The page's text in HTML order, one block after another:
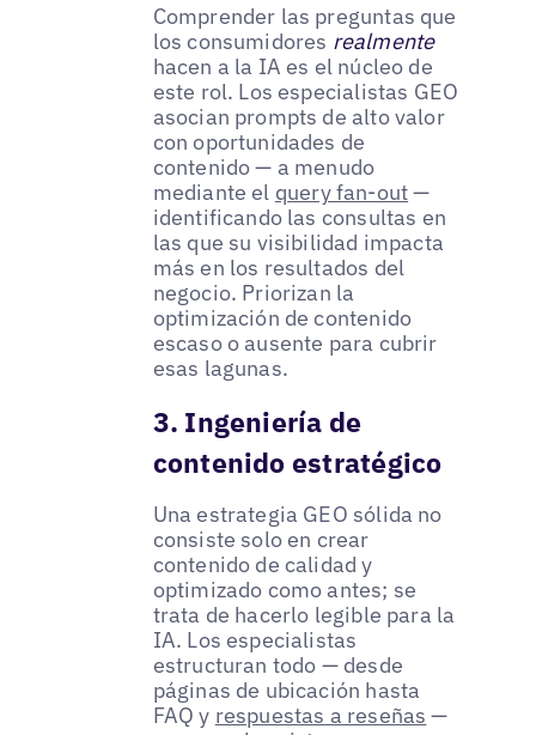
Comprender las preguntas que
los consumidores realmente
hacen a la IA es el núcleo de
este rol. Los especialistas GEO
asocian prompts de alto valor
con oportunidades de
contenido — a menudo
mediante el query fan-out—
identificando las consultas en
las que su visibilidad impacta
más en los resultados del
negocio. Priorizan la
optimización de contenido
escaso o ausente para cubrir
esas lagunas.
3. Ingeniería de
contenido estratégico
Una estrategia GEO sólida no
consiste solo en crear
contenido de calidad y
optimizado como antes; se
trata de hacerlo legible para la
IA. Los especialistas
estructuran todo — desde
páginas de ubicación hasta
FAQ y respuestas a reseñas —